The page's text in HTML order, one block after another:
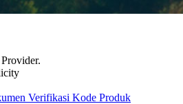
Verifikasi Kode Produk